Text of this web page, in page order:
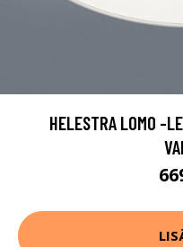
HELESTRA LOMO -